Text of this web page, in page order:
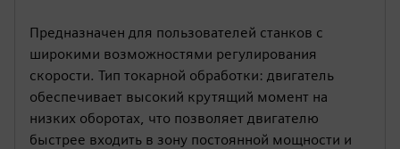
Предназначен для пользователей станков с
широкими возможностями регулирования
скорости. Тип токарной обработки: двигатель
обеспечивает высокий крутящий момент на
низких оборотах, что позволяет двигателю
быстрее входить в зону постоянной мощности и